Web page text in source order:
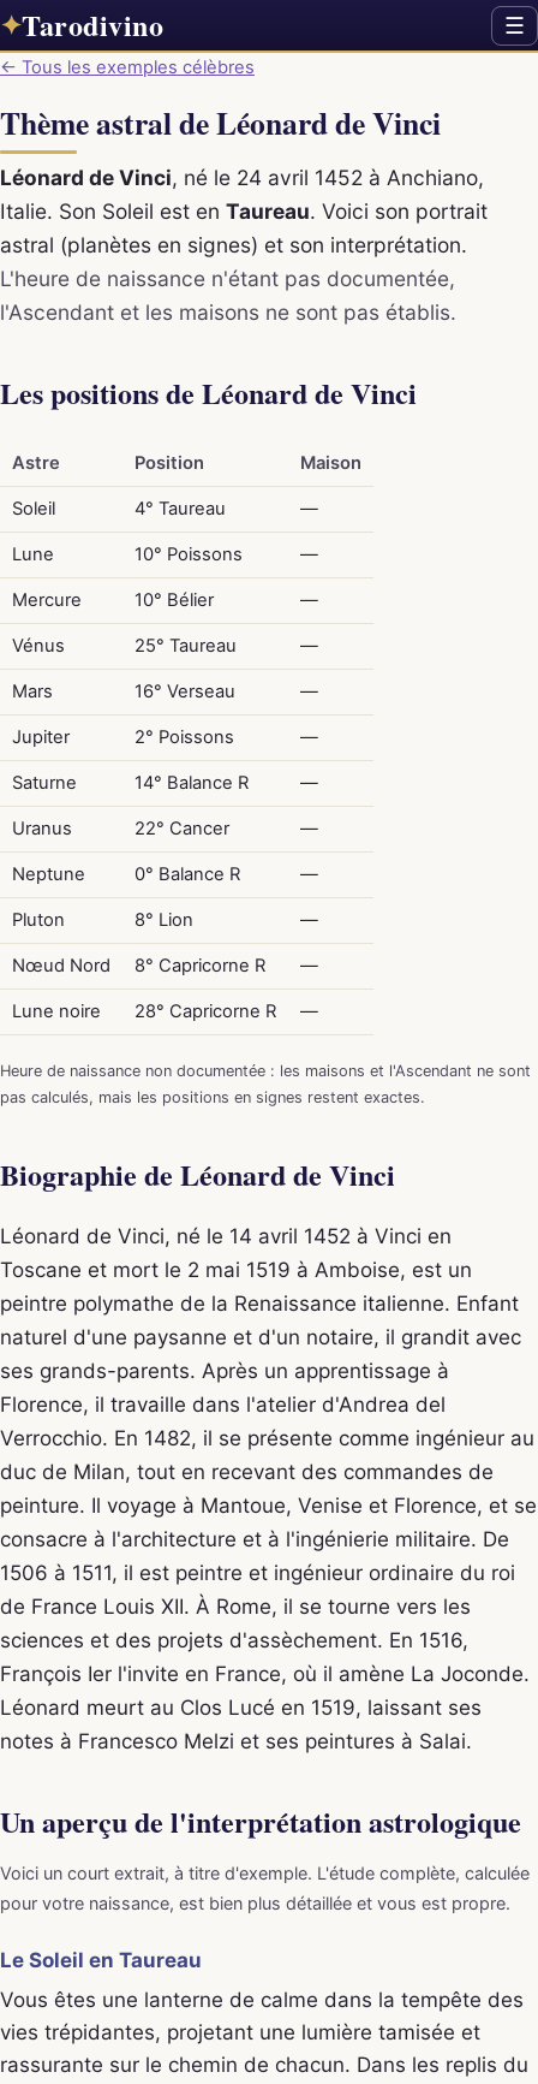
✦Tarodivino ☰
← Tous les exemples célèbres
Thème astral de Léonard de Vinci
Léonard de Vinci, né le 24 avril 1452 à Anchiano,
Italie. Son Soleil est en Taureau. Voici son portrait
astral (planètes en signes) et son interprétation.
L'heure de naissance n'étant pas documentée,
l'Ascendant et les maisons ne sont pas établis.
Les positions de Léonard de Vinci
Astre Position Maison
Soleil 4° Taureau —
Lune 10° Poissons —
Mercure 10° Bélier —
Vénus 25° Taureau —
Mars 16° Verseau —
Jupiter 2° Poissons —
Saturne 14° Balance R —
Uranus 22° Cancer —
Neptune 0° Balance R —
Pluton 8° Lion —
Nœud Nord 8° Capricorne R —
Lune noire 28° Capricorne R —
Heure de naissance non documentée : les maisons et l'Ascendant ne sont
pas calculés, mais les positions en signes restent exactes.
Biographie de Léonard de Vinci
Léonard de Vinci, né le 14 avril 1452 à Vinci en
Toscane et mort le 2 mai 1519 à Amboise, est un
peintre polymathe de la Renaissance italienne. Enfant
naturel d'une paysanne et d'un notaire, il grandit avec
ses grands-parents. Après un apprentissage à
Florence, il travaille dans l'atelier d'Andrea del
Verrocchio. En 1482, il se présente comme ingénieur au
duc de Milan, tout en recevant des commandes de
peinture. Il voyage à Mantoue, Venise et Florence, et se
consacre à l'architecture et à l'ingénierie militaire. De
1506 à 1511, il est peintre et ingénieur ordinaire du roi
de France Louis XII. À Rome, il se tourne vers les
sciences et des projets d'assèchement. En 1516,
François Ier l'invite en France, où il amène La Joconde.
Léonard meurt au Clos Lucé en 1519, laissant ses
notes à Francesco Melzi et ses peintures à Salai.
Un aperçu de l'interprétation astrologique
Voici un court extrait, à titre d'exemple. L'étude complète, calculée
pour votre naissance, est bien plus détaillée et vous est propre.
Le Soleil en Taureau
Vous êtes une lanterne de calme dans la tempête des
vies trépidantes, projetant une lumière tamisée et
rassurante sur le chemin de chacun. Dans les replis du